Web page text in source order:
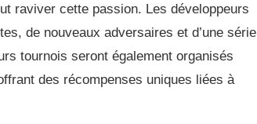
raviver cette passion. Les développeurs
de nouveaux adversaires et d’une série
tournois seront également organisés
des récompenses uniques liées à